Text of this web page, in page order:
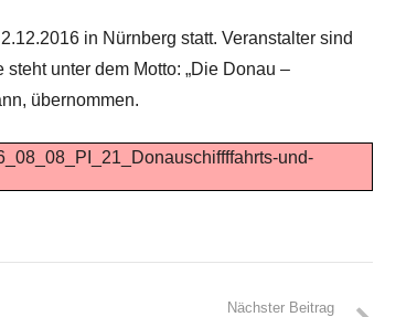
in Nürnberg statt. Veranstalter sind
unter dem Motto: „Die Donau –
übernommen.
und-
Nächster Beitrag